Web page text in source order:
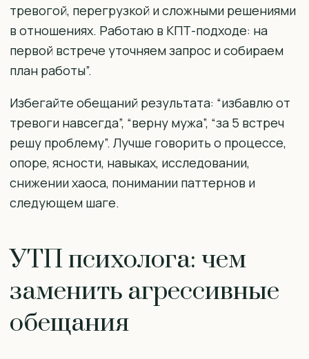
тревогой, перегрузкой и сложными решениями
в отношениях. Работаю в КПТ-подходе: на
первой встрече уточняем запрос и собираем
план работы”.
Избегайте обещаний результата: “избавлю от
тревоги навсегда”, “верну мужа”, “за 5 встреч
решу проблему”. Лучше говорить о процессе,
опоре, ясности, навыках, исследовании,
снижении хаоса, понимании паттернов и
следующем шаге.
УТП психолога: чем
заменить агрессивные
обещания